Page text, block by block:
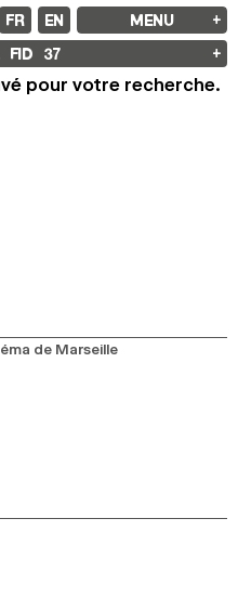
FR EN MENU
FID 37
pour votre recherche.
de Marseille